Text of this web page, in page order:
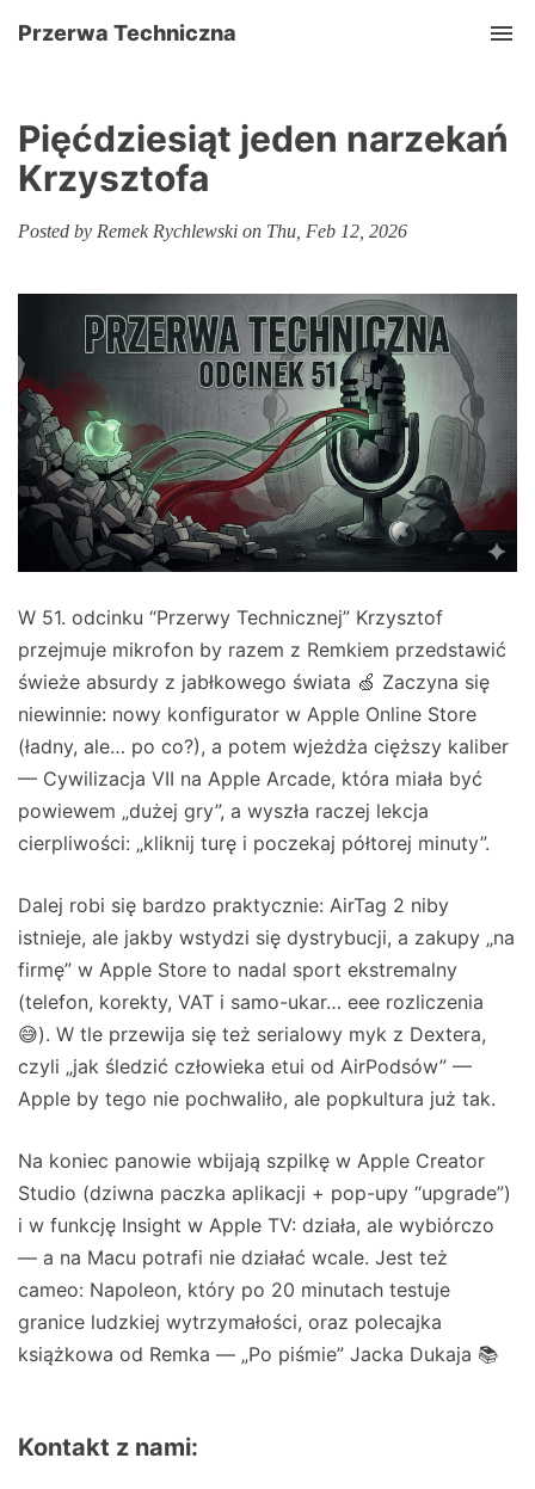
Przerwa Techniczna
Pięćdziesiąt jeden narzekań
Krzysztofa
Posted by Remek Rychlewski on Thu, Feb 12, 2026
W 51. odcinku “Przerwy Technicznej” Krzysztof
przejmuje mikrofon by razem z Remkiem przedstawić
świeże absurdy z jabłkowego świata 🍏 Zaczyna się
niewinnie: nowy konfigurator w Apple Online Store
(ładny, ale… po co?), a potem wjeżdża cięższy kaliber
— Cywilizacja VII na Apple Arcade, która miała być
powiewem „dużej gry”, a wyszła raczej lekcja
cierpliwości: „kliknij turę i poczekaj półtorej minuty”.
Dalej robi się bardzo praktycznie: AirTag 2 niby
istnieje, ale jakby wstydzi się dystrybucji, a zakupy „na
firmę” w Apple Store to nadal sport ekstremalny
(telefon, korekty, VAT i samo-ukar… eee rozliczenia
😅). W tle przewija się też serialowy myk z Dextera,
czyli „jak śledzić człowieka etui od AirPodsów” —
Apple by tego nie pochwaliło, ale popkultura już tak.
Na koniec panowie wbijają szpilkę w Apple Creator
Studio (dziwna paczka aplikacji + pop-upy “upgrade”)
i w funkcję Insight w Apple TV: działa, ale wybiórczo
— a na Macu potrafi nie działać wcale. Jest też
cameo: Napoleon, który po 20 minutach testuje
granice ludzkiej wytrzymałości, oraz polecajka
książkowa od Remka — „Po piśmie” Jacka Dukaja 📚
Kontakt z nami: